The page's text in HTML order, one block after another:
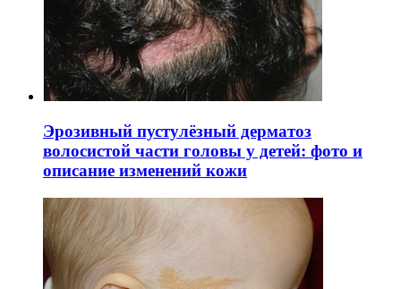
Эрозивный пустулёзный дерматоз
волосистой части головы у детей: фото и
описание изменений кожи